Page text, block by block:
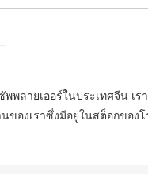
พลายเออร์ในประเทศจีน เ
งเราซึ่งมีอยู่ในสต็อกของโ